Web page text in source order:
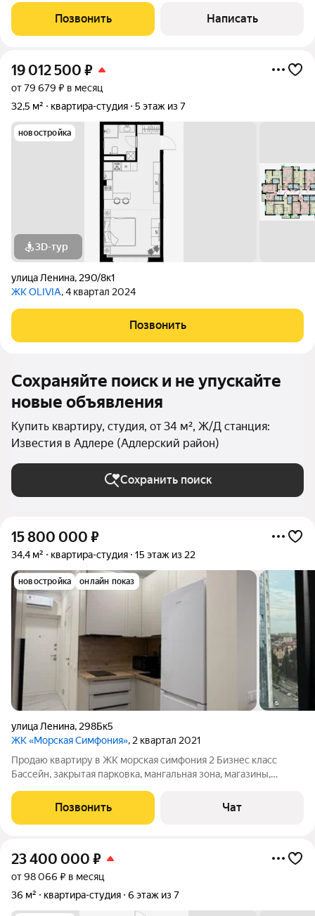
как для собственного проживания, так и для сдачи. В каждом
подъезде консьерж
Позвонить Написать
19 012 500 ₽
от 79 679 ₽ в месяц
32,5 м²
квартира-студия 5 этаж из 7
новостройка
3D-тур
улица Ленина, 290/8к1
ЖК OLIVIA, 4 квартал 2024
Позвонить
Сохраняйте поиск и не упускайте
новые объявления
Купить квартиру, студия, от 34 м², Ж/Д станция:
Известия в Адлере (Адлерский район)
Сохранить поиск
15 800 000 ₽
34,4 м² квартира-студия 15 этаж из 22
новостройка онлайн показ
улица Ленина, 298Бк5
ЖК «Морская Симфония», 2 квартал 2021
Продаю квартиру в ЖК морская симфония 2 Бизнес класс
Бассейн, закрытая парковка, мангальная зона, магазины,
Позвонить Чат
23 400 000 ₽
от 98 066 ₽ в месяц
36 м²
квартира-студия 6 этаж из 7